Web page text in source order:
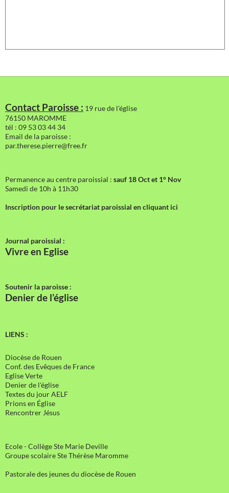
Contact Paroisse : 19 rue de l'église
76150 MAROMME
tél : 09 53 03 44 34
Email de la paroisse :
par.therese.pierre@free.fr
Permanence au centre paroissial : sauf 18 Oct et 1° Nov
Samedi de 10h à 11h30
Inscription pour le secrétariat paroissial en cliquant ici
Journal paroissial :
Vivre en Eglise
Soutenir la paroisse :
Denier de l’église
LIENS :
Diocèse de Rouen
Conf. des Evêques de France
Eglise Verte
Denier de l'église
Textes du jour AELF
Prions en Église
Rencontrer Jésus
Ecole - Collège Ste Marie Deville
Groupe scolaire Ste Thérèse Maromme
Pastorale des jeunes du diocèse de Rouen